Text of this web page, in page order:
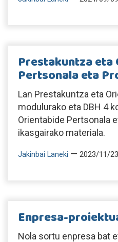
Prestakuntza
Pertsonala eta
Lan Prestakuntza eta
modulurako eta DBH 4
Orientabide Pertsonala
ikasgairako materiala.
Jakinbai Laneki — 2023/11/23
Enpresa-
Nola sortu enpresa bat